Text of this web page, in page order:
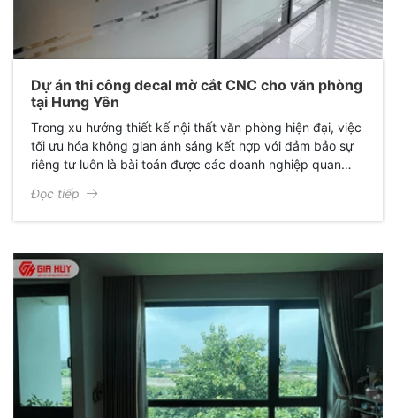
Dự án thi công decal mờ cắt CNC cho văn phòng
tại Hưng Yên
Trong xu hướng thiết kế nội thất văn phòng hiện đại, việc
tối ưu hóa không gian ánh sáng kết hợp với đảm bảo sự
riêng tư luôn là bài toán được các doanh nghiệp quan
sắc dự án thi công decal mờ cắt CNC cho văn phòng chị
Hoàng Linh tại Hưng Yên, mang lại một diện mạo hoàn
Đọc tiếp